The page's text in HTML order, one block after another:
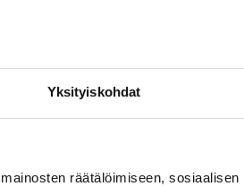
Yksityiskohdat
räätälöimiseen,
Kuva: @